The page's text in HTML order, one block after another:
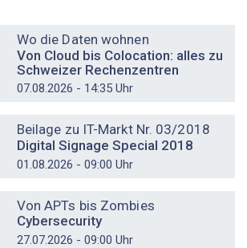
Wo die Daten wohnen
Von Cloud bis Colocation: alles zu
Schweizer Rechenzentren
07.08.2026 - 14:35 Uhr
Beilage zu IT-Markt Nr. 03/2018
Digital Signage Special 2018
01.08.2026 - 09:00 Uhr
Von APTs bis Zombies
Cybersecurity
27.07.2026 - 09:00 Uhr